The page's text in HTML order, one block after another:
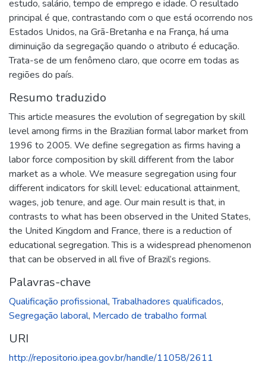
estudo, salário, tempo de emprego e idade. O resultado
principal é que, contrastando com o que está ocorrendo nos
Estados Unidos, na Grã-Bretanha e na França, há uma
diminuição da segregação quando o atributo é educação.
Trata-se de um fenômeno claro, que ocorre em todas as
regiões do país.
Resumo traduzido
This article measures the evolution of segregation by skill
level among firms in the Brazilian formal labor market from
1996 to 2005. We define segregation as firms having a
labor force composition by skill different from the labor
market as a whole. We measure segregation using four
different indicators for skill level: educational attainment,
wages, job tenure, and age. Our main result is that, in
contrasts to what has been observed in the United States,
the United Kingdom and France, there is a reduction of
educational segregation. This is a widespread phenomenon
that can be observed in all five of Brazil’s regions.
Palavras-chave
Qualificação profissional,Trabalhadores qualificados,
Segregação laboral, Mercado de trabalho formal
URI
http://repositorio.ipea.gov.br/handle/11058/2611